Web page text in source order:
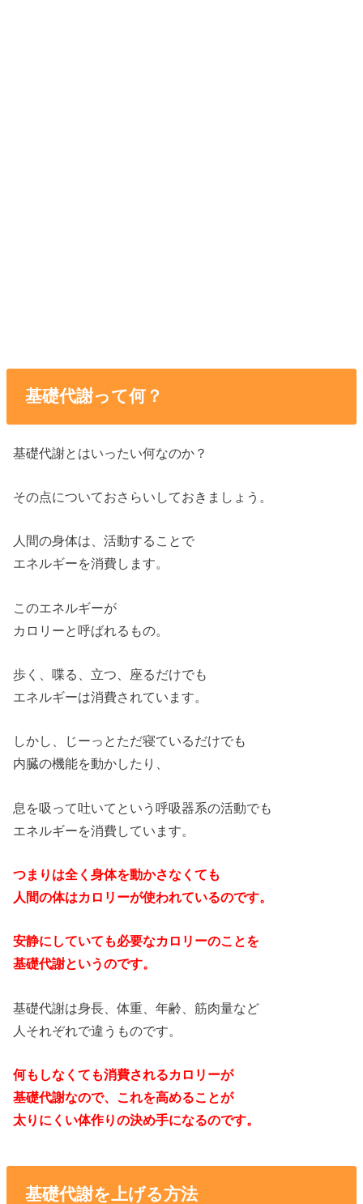
基礎代謝って何？
基礎代謝とはいったい何なのか？
その点についておさらいしておきましょう。
人間の身体は、活動することで
エネルギーを消費します。
このエネルギーが
カロリーと呼ばれるもの。
歩く、喋る、立つ、座るだけでも
エネルギーは消費されています。
しかし、じーっとただ寝ているだけでも
内臓の機能を動かしたり、
息を吸って吐いてという呼吸器系の活動でも
エネルギーを消費しています。
つまりは全く身体を動かさなくても
人間の体はカロリーが使われているのです。
安静にしていても必要なカロリーのことを
基礎代謝というのです。
基礎代謝は身長、体重、年齢、筋肉量など
人それぞれで違うものです。
何もしなくても消費されるカロリーが
基礎代謝なので、これを高めることが
太りにくい体作りの決め手になるのです。
基礎代謝を上げる方法